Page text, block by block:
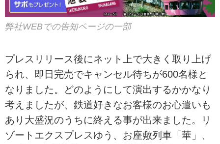
弊社WEBでの告知ページの一部
プレスリリース後にネット上で大きく取り上げ
られ、即日完売でキャンセル待ちが600名様と
なりました。どのようにして演出するかかなり
考えましたが、鉄道好きなお客様のお心遣いも
あり大盛況のうちに終える事が出来ました。リ
ゾートエクスプレスゆう、お座敷列車「華」、